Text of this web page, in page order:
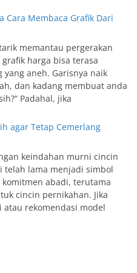
Cara Membaca Grafik Dari
memantau pergerakan
harga bisa terasa
aneh. Garisnya naik
dan kadang membuat anda
Padahal, jika
agar Tetap Cemerlang
keindahan murni cincin
telah lama menjadi simbol
abadi, terutama
cincin pernikahan. Jika
rekomendasi model